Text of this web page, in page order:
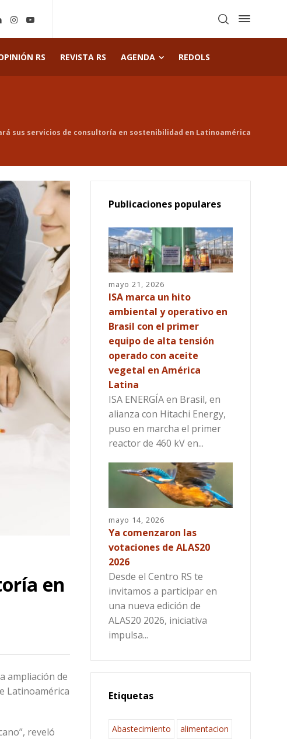
RS REVISTA RS AGENDA REDOLS
sus servicios de consultoría en sostenibilidad en Latinoamérica
en
ampliación de
Latinoamérica
reveló
Publicaciones populares
mayo 21, 2026
ISA marca un hito
ambiental y operativo en
Brasil con el primer
equipo de alta tensión
operado con aceite
vegetal en América
Latina
ISA ENERGÍA en Brasil, en
alianza con Hitachi Energy,
puso en marcha el primer
reactor de 460 kV en...
mayo 14, 2026
Ya comenzaron las
votaciones de ALAS20
2026
Desde el Centro RS te
invitamos a participar en
una nueva edición de
ALAS20 2026, iniciativa
impulsa...
Etiquetas
Abastecimiento alimentacion